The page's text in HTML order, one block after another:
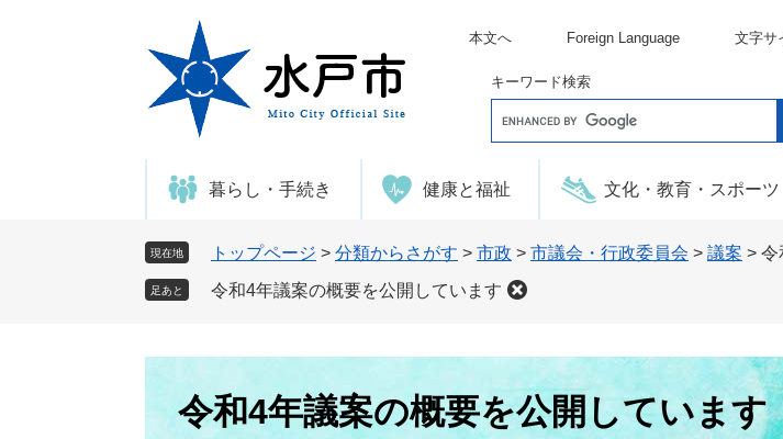
本文へ Foreign Language 文字サ
キーワード検索
o
e
タ
ム
検
索
暮らし・手続き 健康と福祉 文化・教育・スポーツ
現在地 トップページ > 分類からさがす > 市政 > 市議会・行政委員会 > 議案 > 令
足あと 令和4年議案の概要を公開しています
令和4年議案の概要を公開しています